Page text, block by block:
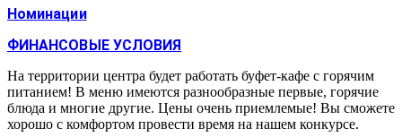
Номинации
ФИНАНСОВЫЕ УСЛОВИЯ
На территории центра будет работать буфет-кафе с горячим
питанием! В меню имеются разнообразные первые, горячие
блюда и многие другие. Цены очень приемлемые! Вы сможете
хорошо с комфортом провести время на нашем конкурсе.